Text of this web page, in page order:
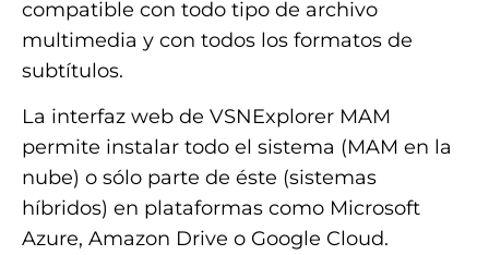
compatible con todo tipo de archivo
multimedia y con todos los formatos de
subtítulos.
La interfaz web de VSNExplorer MAM
permite instalar todo el sistema (MAM en la
nube) o sólo parte de éste (sistemas
híbridos) en plataformas como Microsoft
Azure, Amazon Drive o Google Cloud.